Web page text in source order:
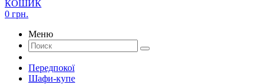
КОШИК
0 грн.
Меню
Передпокої
Шафи-купе